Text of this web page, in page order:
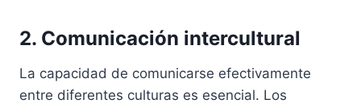
2. Comunicación intercultural
La capacidad de comunicarse efectivamente
entre diferentes culturas es esencial. Los